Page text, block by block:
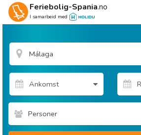
Feriebolig-Spania.no
I samarbeid med
Personer